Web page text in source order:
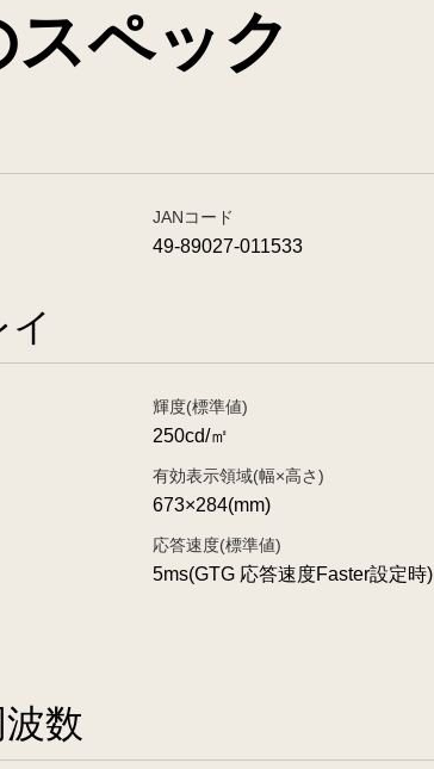
ペック
JANコード
49-89027-011533
輝度(標準値)
250cd/㎡
有効表示領域(幅×高さ)
673×284(mm)
応答速度(標準値)
5ms(GTG 応答速度Faster設定時)
数